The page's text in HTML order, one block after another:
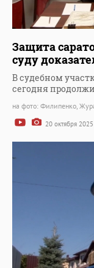
Защита
суду
В судебном
сегодня
на фото: Филипенко,
20 октября 2025